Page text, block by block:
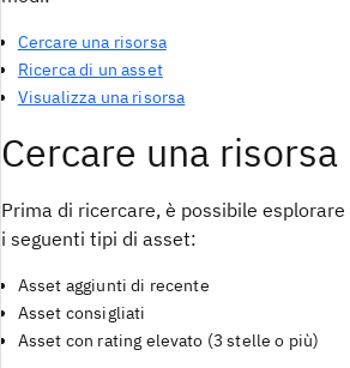
Cercare una risorsa
Ricerca di un asset
Visualizza una risorsa
Cercare una risorsa
Prima di ricercare, è possibile esplorare
i seguenti tipi di asset:
Asset aggiunti di recente
Asset consigliati
Asset con rating elevato (3 stelle o più)